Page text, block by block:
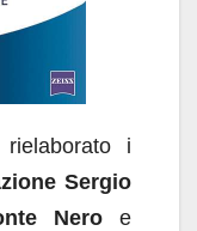
i
Sergio
Neroe